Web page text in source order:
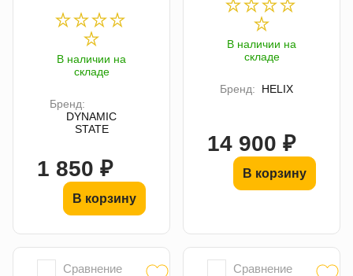
В наличии на
складе
Бренд:
DYNAMIC
STATE
1 850 ₽
В корзину
В наличии на
складе
Бренд: HELIX
14 900 ₽
В корзину
Сравнение Сравнение